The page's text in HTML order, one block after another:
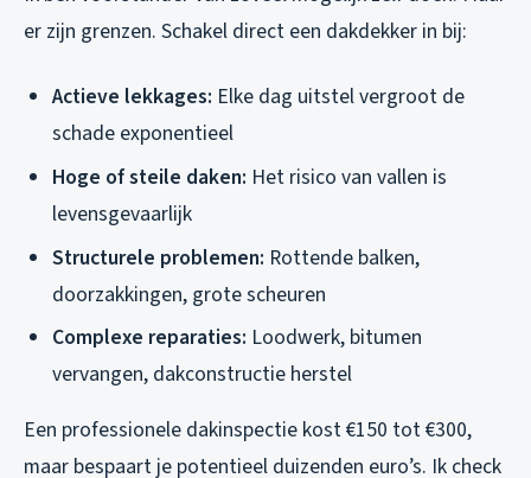
er zijn grenzen. Schakel direct een dakdekker in bij:
Actieve lekkages: Elke dag uitstel vergroot de
schade exponentieel
Hoge of steile daken: Het risico van vallen is
levensgevaarlijk
Structurele problemen: Rottende balken,
doorzakkingen, grote scheuren
Complexe reparaties: Loodwerk, bitumen
vervangen, dakconstructie herstel
Een professionele dakinspectie kost €150 tot €300,
maar bespaart je potentieel duizenden euro’s. Ik check